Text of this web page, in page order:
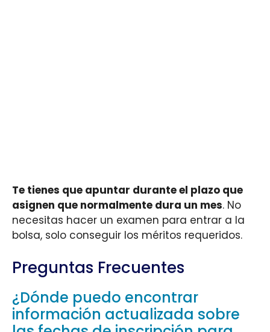
Te tienes que apuntar durante el plazo que
asignen que normalmente dura un mes. No
necesitas hacer un examen para entrar a la
bolsa, solo conseguir los méritos requeridos.
Preguntas Frecuentes
¿Dónde puedo encontrar
información actualizada sobre